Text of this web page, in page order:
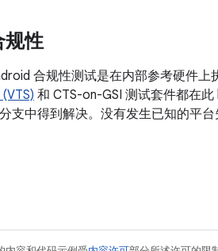
规性
合规性测试是在内部参考硬件上
和 CTS-on-GSI 测试套件都在
支中得到解决。没有发生已知的平台